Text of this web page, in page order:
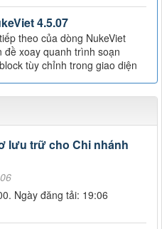
4.5.07
theo của dòng NukeViet
xoay quanh trình soạn
tùy chỉnh trong giao diện
lưu trữ cho Chi nhánh
Ngày đăng tải: 19:06